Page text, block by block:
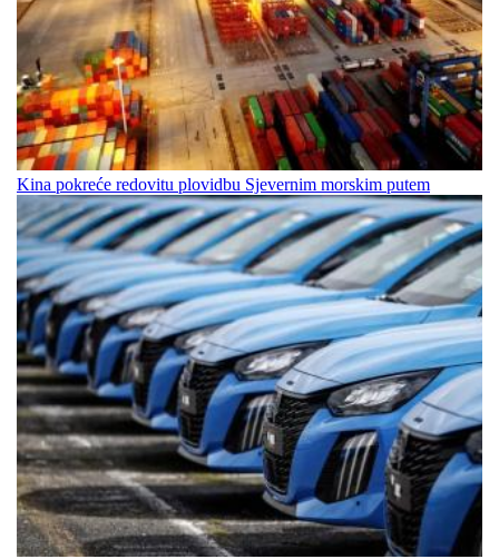
Kina pokreće redovitu plovidbu Sjevernim morskim putem